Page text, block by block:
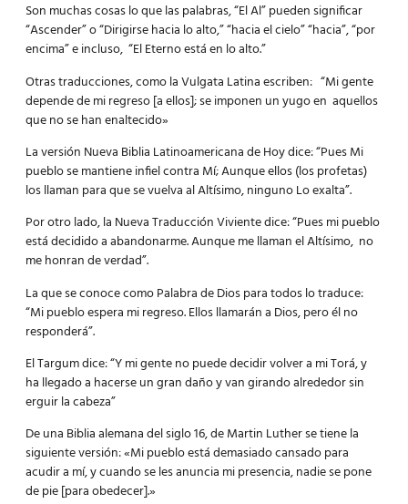
Son muchas cosas lo que las palabras, “El Al” pueden significar
“Ascender” o “Dirigirse hacia lo alto,” “hacia el cielo” “hacia”, “por
encima” e incluso, “El Eterno está en lo alto.”
Otras traducciones, como la Vulgata Latina escriben: “Mi gente
depende de mi regreso [a ellos]; se imponen un yugo en aquellos
que no se han enaltecido»
La versión Nueva Biblia Latinoamericana de Hoy dice: “Pues Mi
pueblo se mantiene infiel contra Mí; Aunque ellos (los profetas)
los llaman para que se vuelva al Altísimo, ninguno Lo exalta”.
Por otro lado, la Nueva Traducción Viviente dice: “Pues mi pueblo
está decidido a abandonarme. Aunque me llaman el Altísimo, no
me honran de verdad”.
La que se conoce como Palabra de Dios para todos lo traduce:
“Mi pueblo espera mi regreso. Ellos llamarán a Dios, pero él no
responderá”.
El Targum dice: “Y mi gente no puede decidir volver a mi Torá, y
ha llegado a hacerse un gran daño y van girando alrededor sin
erguir la cabeza”
De una Biblia alemana del siglo 16, de Martin Luther se tiene la
siguiente versión: «Mi pueblo está demasiado cansado para
acudir a mí, y cuando se les anuncia mi presencia, nadie se pone
de pie [para obedecer].»